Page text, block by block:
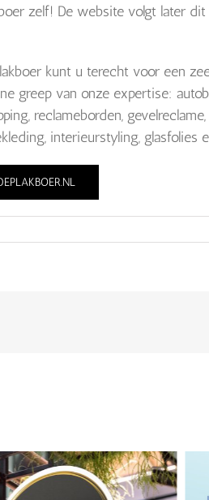
zelf! De website volgt later dit
kunt u terecht voor een
greep van onze expertise:
reclameborden,
interieurstyling, glasfolies